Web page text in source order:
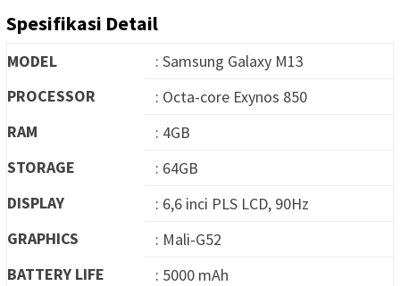
Spesifikasi Detail
MODEL
: Samsung Galaxy M13
PROCESSOR
: Octa-core Exynos 850
RAM
: 4GB
STORAGE
: 64GB
DISPLAY
: 6,6 inci PLS LCD, 90Hz
GRAPHICS
: Mali-G52
BATTERY LIFE
: 5000 mAh